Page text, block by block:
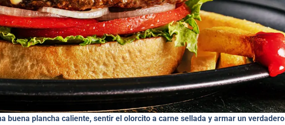
buena plancha caliente, sentir el olorcito a carne sellada y armar un verdadero